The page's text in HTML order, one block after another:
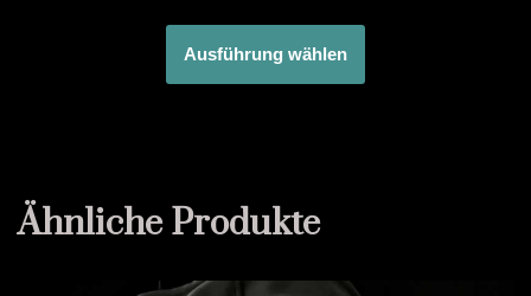
Ausführung wählen
Ähnliche Produkte